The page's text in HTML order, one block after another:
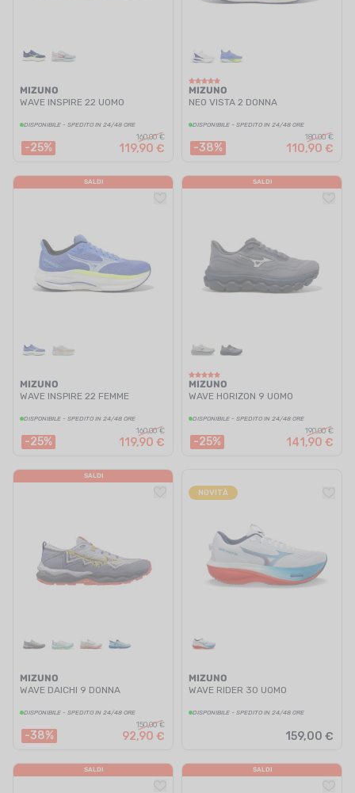
MIZUNO
WAVE INSPIRE 22 UOMO
DISPONIBILE - SPEDITO IN 24/48 ORE
-25%
160,00 €
119,90 €
MIZUNO
NEO VISTA 2 DONNA
DISPONIBILE - SPEDITO IN 24/48 ORE
-38%
180,00 €
110,90 €
SALDI
MIZUNO
WAVE INSPIRE 22 FEMME
DISPONIBILE - SPEDITO IN 24/48 ORE
-25%
160,00 €
119,90 €
SALDI
MIZUNO
WAVE HORIZON 9 UOMO
DISPONIBILE - SPEDITO IN 24/48 ORE
-25%
190,00 €
141,90 €
SALDI
MIZUNO
WAVE DAICHI 9 DONNA
DISPONIBILE - SPEDITO IN 24/48 ORE
-38%
150,00 €
92,90 €
NOVITÀ
MIZUNO
WAVE RIDER 30 UOMO
DISPONIBILE - SPEDITO IN 24/48 ORE
159,00 €
SALDI SALDI